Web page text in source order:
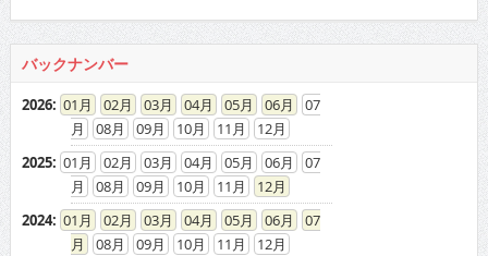
バックナンバー
2026: 01 02 03 04 05 06
07
08
09 10 11
12
2025: 01 02 03 04 05 06
07
08
09 10 11
12
2024: 01 02 03 04 05 06
07
08
09 10 11
12